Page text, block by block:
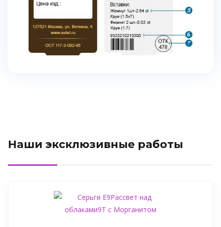
Наши эксклюзивные работы